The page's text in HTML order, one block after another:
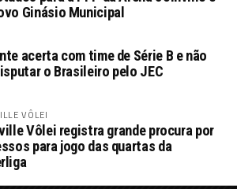
Ginásio Municipal
acerta com time de Série B e não
o Brasileiro pelo JEC
VÔLEI
Vôlei registra grande procura por
para jogo das quartas da